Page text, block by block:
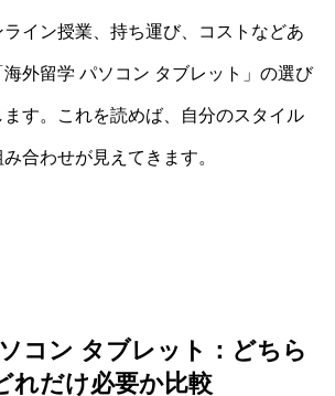
イン授業、持ち運び、コストなどあ
外留学 パソコン タブレット」の選び
す。これを読めば、自分のスタイル
合わせが見えてきます。
コン タブレット：どちら
れだけ必要か比較